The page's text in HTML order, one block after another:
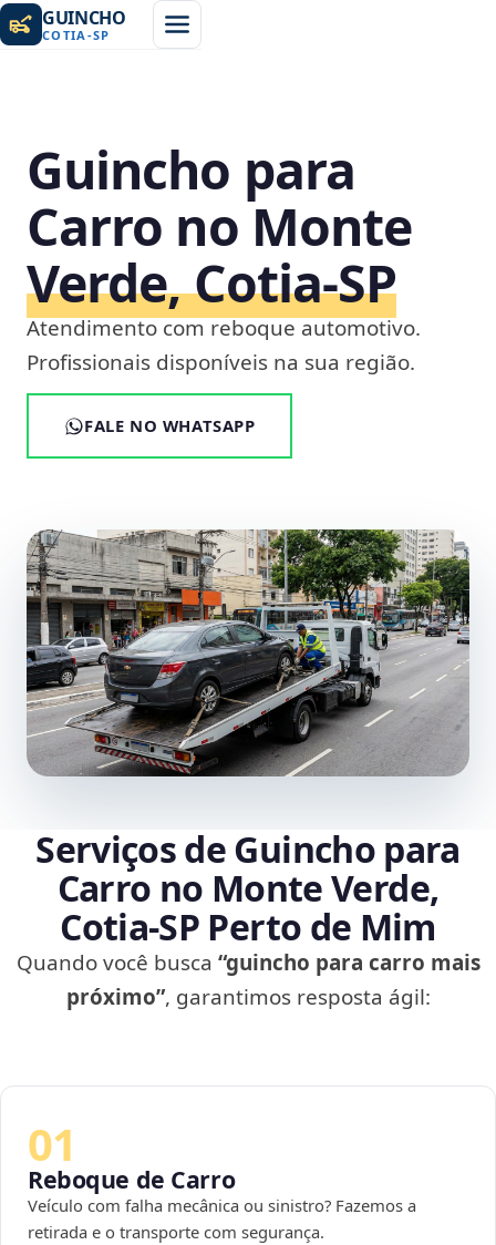
GUINCHO
COTIA -SP
Guincho para
Carro no Monte
Verde, Cotia‑SP
Atendimento com reboque automotivo.
Profissionais disponíveis na sua região.
FALE NO WHATSAPP
Serviços de Guincho para
Carro no Monte Verde,
Cotia‑SP Perto de Mim
Quando você busca “guincho para carro mais
próximo”, garantimos resposta ágil:
01
Reboque de Carro
Veículo com falha mecânica ou sinistro? Fazemos a
retirada e o transporte com segurança.